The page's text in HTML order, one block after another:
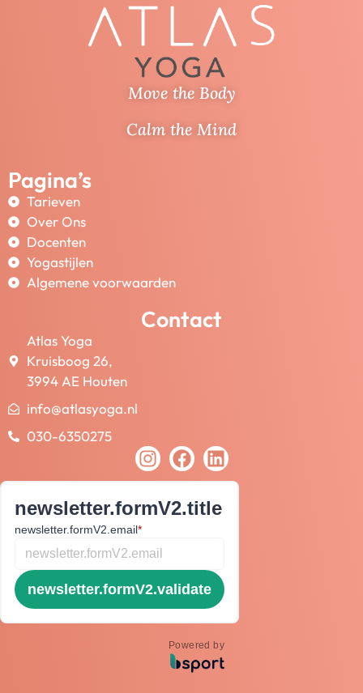
Move the Body
Calm the Mind
Pagina’s
Tarieven
Over Ons
Docenten
Yogastijlen
Algemene voorwaarden
Contact
Atlas Yoga
Kruisboog 26,
3994 AE Houten
info@atlasyoga.nl
030-6350275
newsletter.formV2.title
newsletter.formV2.email*
newsletter.formV2.validate
Powered by